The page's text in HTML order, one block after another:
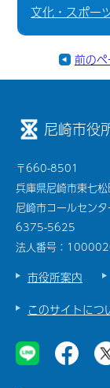
文化・スポー
前の
尼崎市役
〒660-8501
兵庫県尼崎市東七
尼崎市コールセ
6375-5625
法人番号：
市役所案内
このサイトにつ